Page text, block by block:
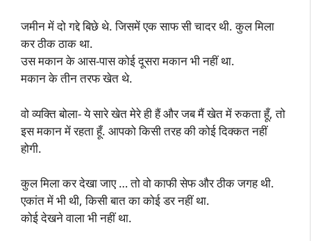
जमीन में दो गद्दे बिछे थे. जिसमें एक साफ सी चादर थी. कुल मिला
कर ठीक ठाक था.
उस मकान के आस-पास कोई दूसरा मकान भी नहीं था.
मकान के तीन तरफ खेत थे.
वो व्यक्ति बोला- ये सारे खेत मेरे ही हैं और जब मैं खेत में रुकता हूँ, तो
इस मकान में रहता हूँ. आपको किसी तरह की कोई दिक्कत नहीं
होगी.
कुल मिला कर देखा जाए … तो वो काफी सेफ और ठीक जगह थी.
एकांत में भी थी, किसी बात का कोई डर नहीं था.
कोई देखने वाला भी नहीं था.